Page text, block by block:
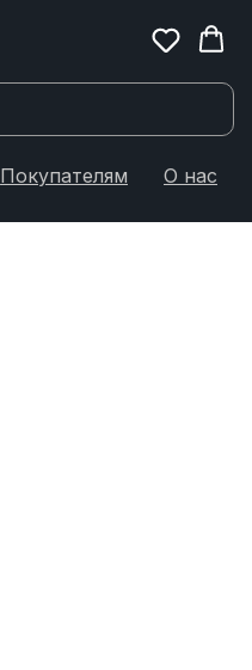
Покупателям О нас